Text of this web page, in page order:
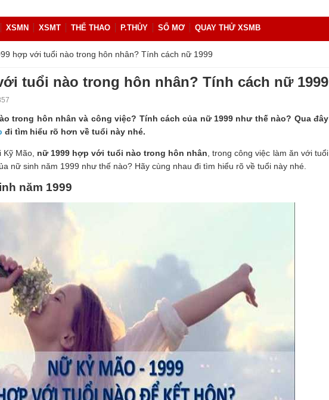
XSMN XSMT THỂ THAO P.THỦY SỔ MƠ QUAY THỬ XSMB
hợp với tuổi nào trong hôn nhân? Tính cách nữ 1999
tuổi nào trong hôn nhân? Tính cách nữ 1999
trong hôn nhân và công việc? Tính cách của nữ 1999 như thế nào? Qua đây
đi tìm hiểu rõ hơn về tuổi này nhé.
Mão, nữ 1999 hợp với tuổi nào trong hôn nhân , trong công việc làm ăn với tuổi
nữ sinh năm 1999 như thế nào? Hãy cùng nhau đi tìm hiểu rõ về tuổi này nhé.
năm 1999